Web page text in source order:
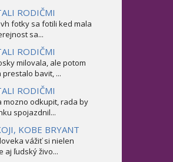
RODIČMI
fotky sa fotili ked mala
sa...
RODIČMI
milovala, ale potom
bavit, ...
RODIČMI
mozno odkupit, rada by
spojazdnil...
KOBE BRYANT
vážiť si nielen
aj ľudský živo...